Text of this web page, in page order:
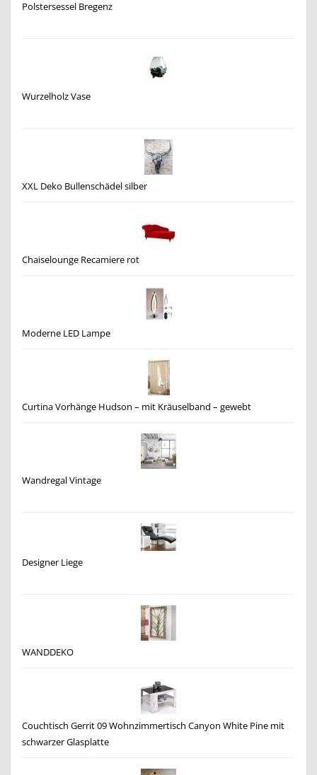
Polstersessel Bregenz
Wurzelholz Vase
XXL Deko Bullenschädel silber
Chaiselounge Recamiere rot
Moderne LED Lampe
Curtina Vorhänge Hudson – mit Kräuselband – gewebt
Wandregal Vintage
Designer Liege
WANDDEKO
Couchtisch Gerrit 09 Wohnzimmertisch Canyon White Pine mit
schwarzer Glasplatte